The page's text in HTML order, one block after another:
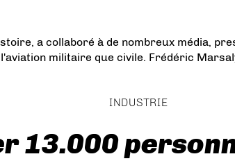
a collaboré à de nombreux média,
militaire que civile. Frédéric
INDUSTRIE